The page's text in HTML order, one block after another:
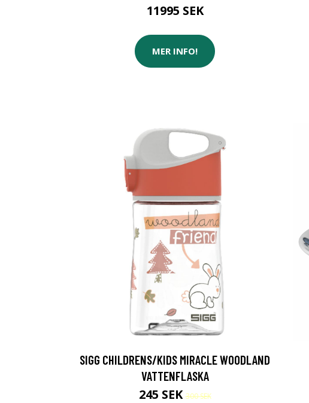
11995 SEK
MER INFO!
SIGG CHILDRENS/KIDS MIRACLE WOODLAND
VATTENFLASKA
245 SEK300 SEK